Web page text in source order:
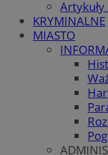
KRYMINALNE
MIASTO